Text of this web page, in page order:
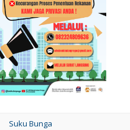
Suku Bunga